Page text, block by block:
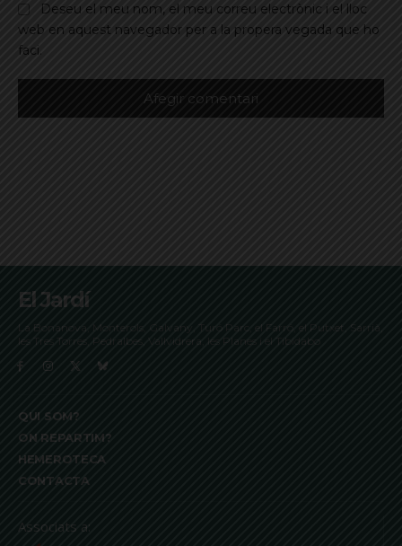
Deseu el meu nom, el meu correu electrònic i el lloc
web en aquest navegador per a la propera vegada que ho
faci.
El Jardí
La Bonanova, Monterols, Galvany, Turó Parc, el Farró, el Putxet, Sarrià,
les Tres Torres, Pedralbes, Vallvidrera, les Planes i el Tibidabo
QUI SOM?
ON REPARTIM?
HEMEROTECA
CONTACTA
Associats a: